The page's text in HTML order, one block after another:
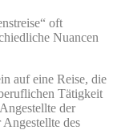
oft
Nuancen
auf eine Reise, die
Tätigkeit
der
des